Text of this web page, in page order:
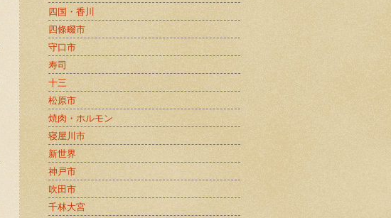
四国・香川
四條畷市
守口市
寿司
十三
松原市
焼肉・ホルモン
寝屋川市
新世界
神戸市
吹田市
千林大宮